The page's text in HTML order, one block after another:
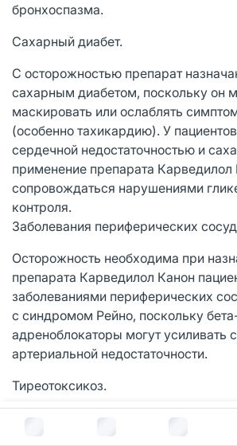
В корзину за
бронхоспазма.
Сахарный диабет.
С осторожностью препарат
сахарным диабетом, поскольку он
маскировать или ослаблять
(особенно тахикардию). У
сердечной недостаточностью и
применение препарата
сопровождаться нарушениями
контроля.
Заболевания периферических
Осторожность необходима при
препарата Карведилол Канон
заболеваниями периферических
с синдромом Рейно, поскольку
адреноблокаторы могут усиливать
артериальной недостаточности.
Тиреотоксикоз.
Как и другие бета-
Канон может уменьшать